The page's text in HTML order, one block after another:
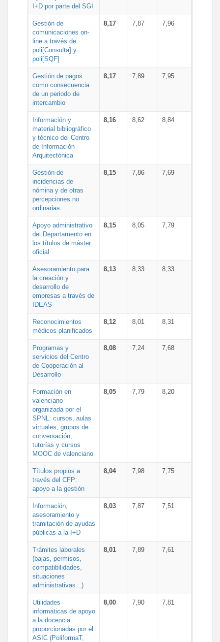
I+D por parte del SGI
Gestión de
comunicaciones on-
line a través de
poli[Consulta] y
poli[SQF]
8,17 7,87 7,96
Gestión de pagos
como consecuencia
de un periodo de
intercambio
8,17 7,89 7,95
Información y
material bibliográfico
y técnico del Centro
de Información
Arquitectónica
8,16 8,62 8,84
Gestión de
incidencias de
nómina y de otras
percepciones no
ordinarias
8,15 7,86 7,69
Apoyo administrativo
del Departamento en
los títulos de máster
oficial
8,15 8,05 7,79
Asesoramiento para
la creación y
desarrollo de
empresas a través de
IDEAS
8,13 8,33 8,33
Reconocimientos
médicos planificados
8,12 8,01 8,31
Programas y
servicios del Centro
de Cooperación al
Desarrollo
8,08 7,24 7,68
Formación en
valenciano
organizada por el
SPNL: cursos, aulas
virtuales, grupos de
conversación,
tutorías y cursos
MOOC de valenciano
8,05 7,79 8,20
Títulos propios a
través del CFP:
apoyo a la gestión
8,04 7,98 7,75
Información,
asesoramiento y
tramitación de ayudas
públicas a la I+D
8,03 7,87 7,51
Trámites laborales
(bajas, permisos,
compatibilidades,
situaciones
administrativas...)
8,01 7,89 7,61
Utilidades
informáticas de apoyo
a la docencia
proporcionadas por el
ASIC (PoliformaT,
8,00 7,90 7,81